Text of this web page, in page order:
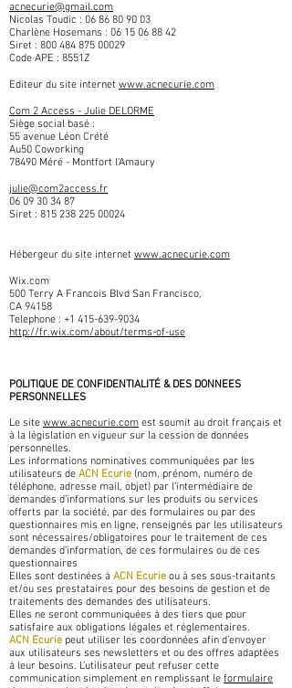
acnecurie@gmail.com
Nicolas Toudic : 06 86 80 90 03
Charlène Hosemans : 06 15 06 88 42
Siret : 800 484 875 00029
Code APE : 8551Z
Editeur du site internet www.acnecurie.com
Com 2 Access - Julie DELORME
Siège social basé :
55 avenue Léon Crété
Au50 Coworking
78490 Méré - Montfort l'Amaury
julie@com2access.fr
06 09 30 34 87
Siret : 815 238 225 00024
Hébergeur du site internet www.acnecurie.com
Wix.com
500 Terry A Francois Blvd San Francisco,
CA 94158
Telephone : +1 415-639-9034
http://fr.wix.com/about/terms-of-use
POLITIQUE DE CONFIDENTIALITÉ & DES DONNEES
PERSONNELLES
Le site www.acnecurie.com est soumit au droit français et
à la législation en vigueur sur la cession de données
personnelles.
Les informations nominatives communiquées par les
utilisateurs de ACN Ecurie (nom, prénom, numéro de
téléphone, adresse mail, objet) par l’intermédiaire de
demandes d’informations sur les produits ou services
offerts par la société, par des formulaires ou par des
questionnaires mis en ligne, renseignés par les utilisateurs
sont nécessaires/obligatoires pour le traitement de ces
demandes d’information, de ces formulaires ou de ces
questionnaires
Elles sont destinées à ACN Ecurie ou à ses sous-traitants
et/ou ses prestataires pour des besoins de gestion et de
traitements des demandes des utilisateurs.
Elles ne seront communiquées à des tiers que pour
satisfaire aux obligations légales et réglementaires.
ACN Ecurie peut utiliser les coordonnées afin d’envoyer
aux utilisateurs ses newsletters et ou des offres adaptées
à leur besoins. L’utilisateur peut refuser cette
communication simplement en remplissant le formulaire